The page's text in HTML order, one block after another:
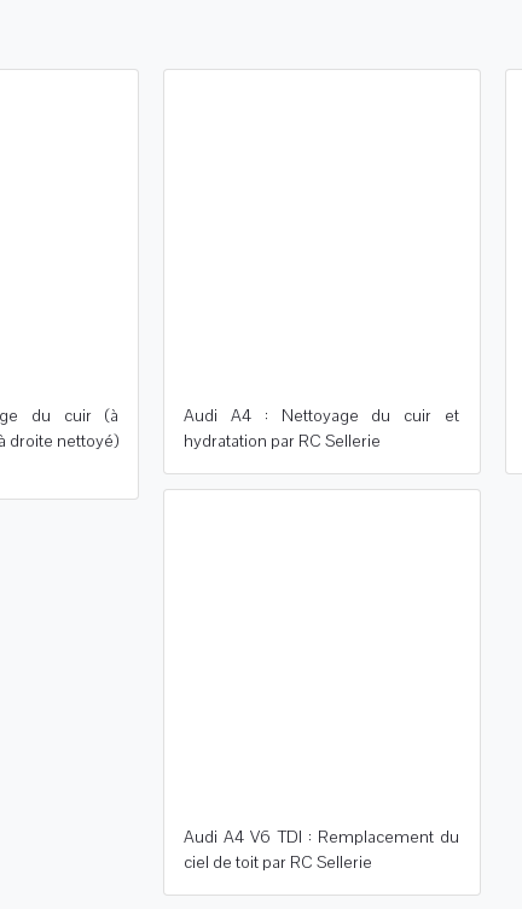
du cuir (à
droite nettoyé)
Audi A4 : Nettoyage du cuir et
hydratation par RC Sellerie
Audi A4 V6 TDI : Remplacement du
ciel de toit par RC Sellerie